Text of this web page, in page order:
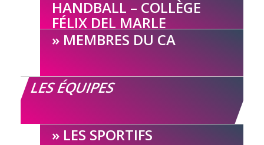
HANDBALL – COLLÈGE
FÉLIX DEL MARLE
MEMBRES DU CA
LES ÉQUIPES
LES SPORTIFS